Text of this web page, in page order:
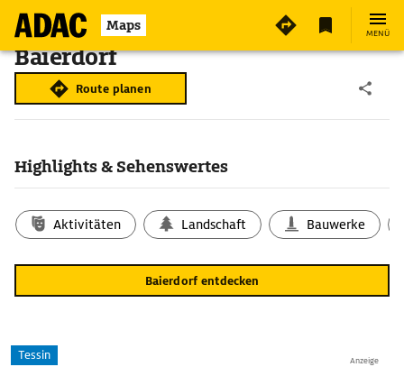
Maps MENÜ
Baierdorf
Route planen
Highlights & Sehenswertes
Aktivitäten Landschaft Bauwerke
Baierdorf entdecken
Anzeige
Tessin